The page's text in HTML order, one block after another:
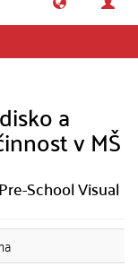
a
v MŠ
School Visual